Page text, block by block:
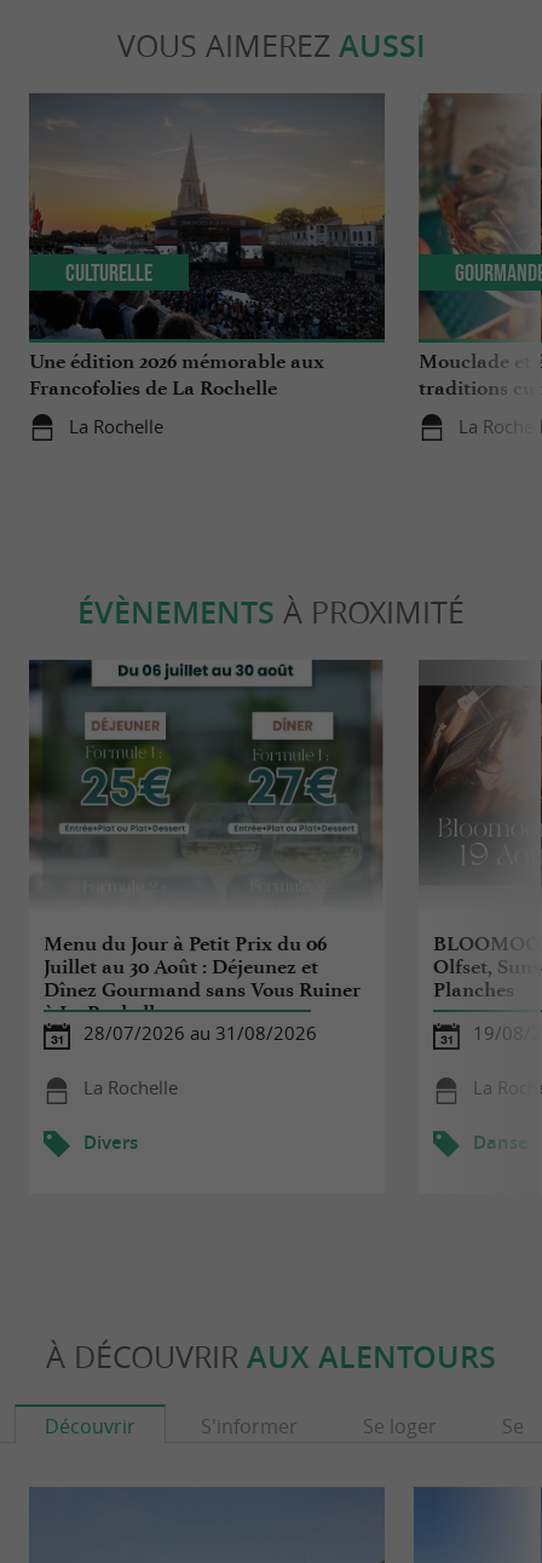
VOUS AIMEREZ AUSSI
Une édition 2026 mémorable aux
Francofolies de La Rochelle
La Rochelle
Culturelle
Mouclade et
traditions
en
La
ÉVÈNEMENTS À PROXIMITÉ
Menu du Jour à Petit Prix du 06
Juillet au 30 Août : Déjeunez et
Dînez Gourmand sans Vous Ruiner
à La Rochelle
28/07/2026 au 31/08/2026
La Rochelle
Divers
Olfset,
Planches
19/08/
La
Danse
À DÉCOUVRIR AUX ALENTOURS
Découvrir S'informer Se loger Se